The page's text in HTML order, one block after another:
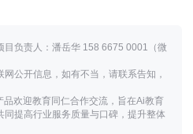
目负责人：潘岳华 158 6675 0001（微
公开信息，如有不当，请联系告知，
欢迎教育同仁合作交流，旨在Ai教育
提高行业服务质量与口碑，提升整体